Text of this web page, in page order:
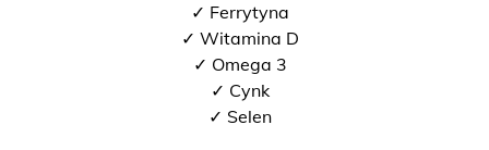
✓ Ferrytyna
✓ Witamina D
✓ Omega 3
✓ Cynk
✓ Selen